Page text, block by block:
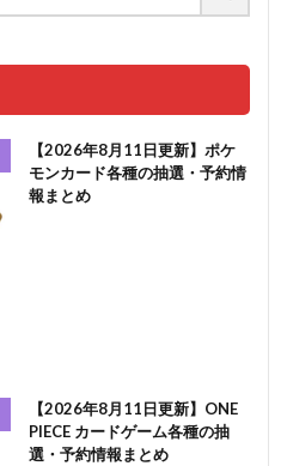
【2026年8月11日更新】ポケ
モンカード各種の抽選・予約情
報まとめ
【2026年8月11日更新】ONE
PIECE カードゲーム各種の抽
選・予約情報まとめ